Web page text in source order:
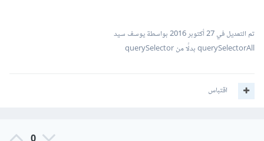
تم التعديل في27 أكتوبر 2016
بواسطة يوسف سيد
querySelectorAll بدلًا من querySelector
اقتباس